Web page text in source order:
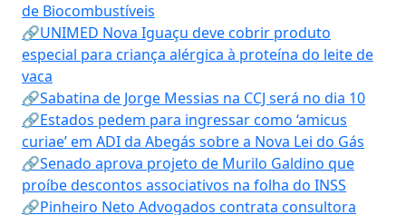
de Biocombustíveis
🔗UNIMED Nova Iguaçu deve cobrir produto
especial para criança alérgica à proteína do leite de
vaca
🔗Sabatina de Jorge Messias na CCJ será no dia 10
🔗Estados pedem para ingressar como ‘amicus
curiae’ em ADI da Abegás sobre a Nova Lei do Gás
🔗Senado aprova projeto de Murilo Galdino que
proíbe descontos associativos na folha do INSS
🔗Pinheiro Neto Advogados contrata consultora